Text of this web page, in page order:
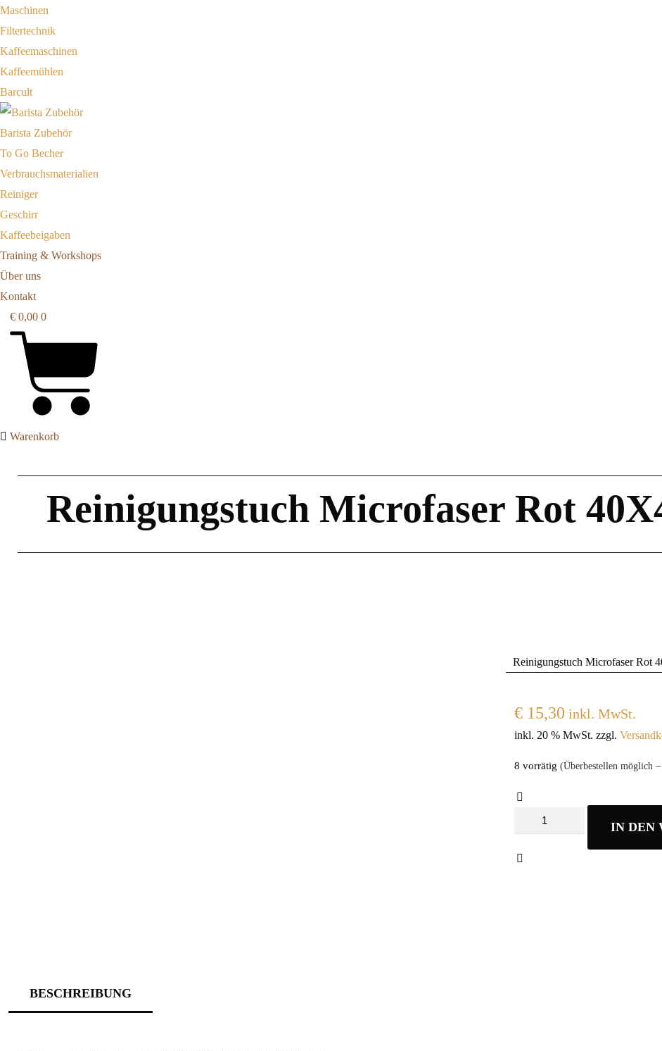
Maschinen
Filtertechnik
Kaffeemaschinen
Kaffeemühlen
Barcult
Barista Zubehör
To Go Becher
Verbrauchsmaterialien
Reiniger
Geschirr
Kaffeebeigaben
Training & Workshops
Über uns
Kontakt
€ 0,00 0
Warenkorb
Reinigungstuch Microfaser Rot
Reinigungstuch Microfaser Rot
€ 15,30 inkl. MwSt.
inkl. 20 % MwSt. zzgl.
8 vorrätig(Überbestellen möglich
Reinigungstuch
Microfaser
Rot
IN DEN
BESCHREIBUNG